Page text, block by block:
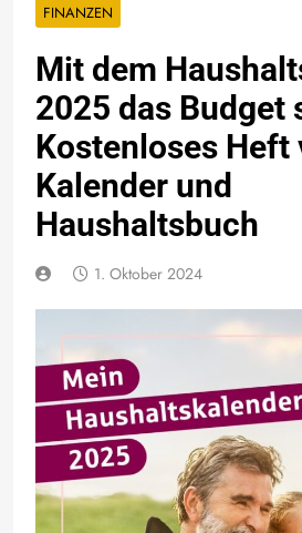
FINANZEN
Mit dem
2025 das Budget
Kostenloses Heft
Kalender und
Haushaltsbuch
1. Oktober 2024